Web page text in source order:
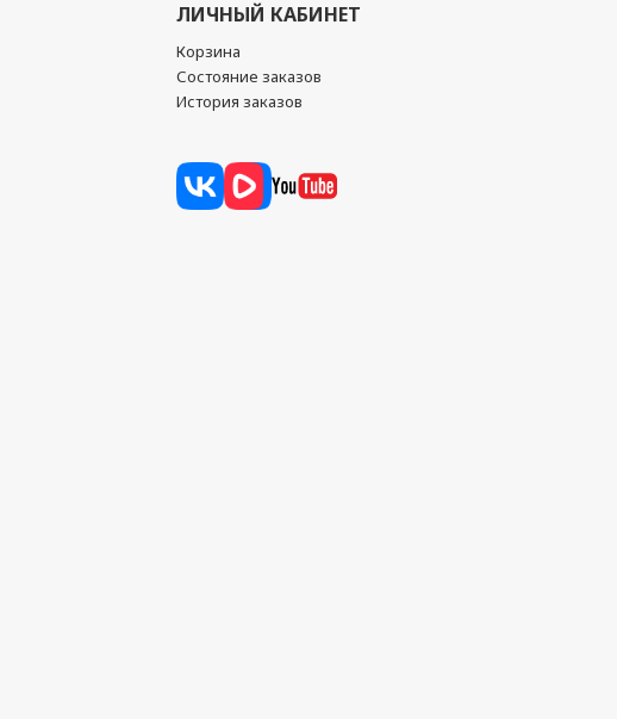
ЛИЧНЫЙ КАБИНЕТ
Корзина
Состояние заказов
История заказов